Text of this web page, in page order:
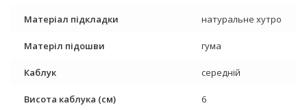
Матеріал підкладки натуральне хутро
Матеріл підошви гума
Каблук середній
Висота каблука (см) 6